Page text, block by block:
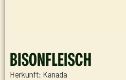
BISONFLEISCH
Herkunft: Kanada